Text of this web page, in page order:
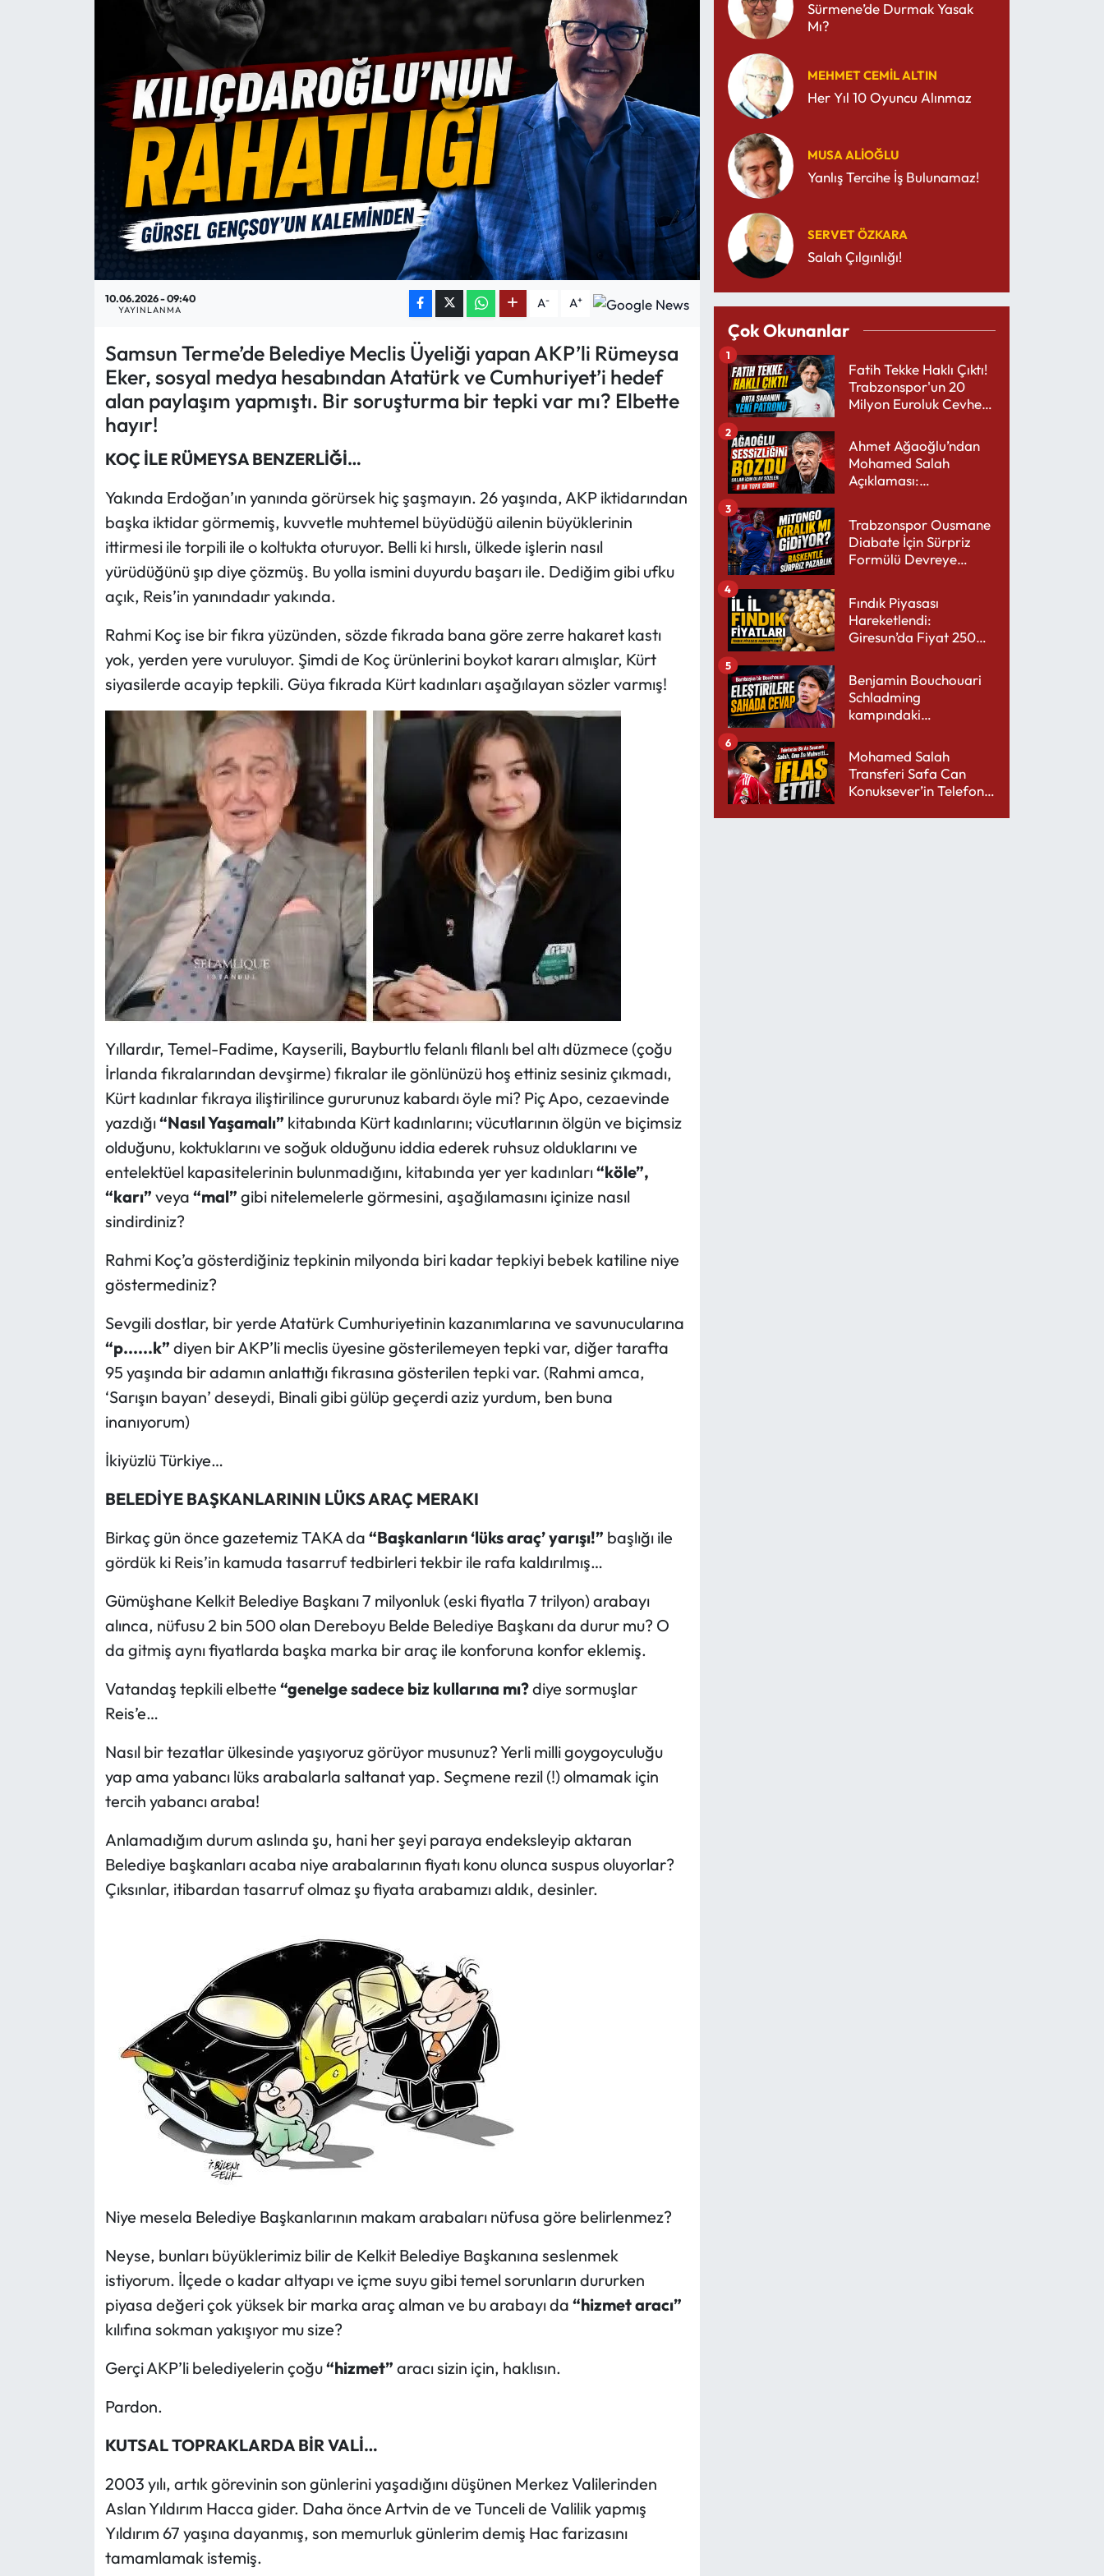
10.06.2026 - 09:40
YAYINLANMA A- A+
Samsun Terme’de Belediye Meclis Üyeliği yapan AKP’li Rümeysa
Eker, sosyal medya hesabından Atatürk ve Cumhuriyet’i hedef
alan paylaşım yapmıştı. Bir soruşturma bir tepki var mı? Elbette
hayır!
KOÇ İLE RÜMEYSA BENZERLİĞİ…
Yakında Erdoğan’ın yanında görürsek hiç şaşmayın. 26 yaşında, AKP iktidarından
başka iktidar görmemiş, kuvvetle muhtemel büyüdüğü ailenin büyüklerinin
ittirmesi ile torpili ile o koltukta oturuyor. Belli ki hırslı, ülkede işlerin nasıl
yürüdüğünü şıp diye çözmüş. Bu yolla ismini duyurdu başarı ile. Dediğim gibi ufku
açık, Reis’in yanındadır yakında.
Rahmi Koç ise bir fıkra yüzünden, sözde fıkrada bana göre zerre hakaret kastı
yok, yerden yere vuruluyor. Şimdi de Koç ürünlerini boykot kararı almışlar, Kürt
siyasilerde acayip tepkili. Güya fıkrada Kürt kadınları aşağılayan sözler varmış!
Yıllardır, Temel-Fadime, Kayserili, Bayburtlu felanlı filanlı bel altı düzmece (çoğu
İrlanda fıkralarından devşirme) fıkralar ile gönlünüzü hoş ettiniz sesiniz çıkmadı,
Kürt kadınlar fıkraya iliştirilince gururunuz kabardı öyle mi? Piç Apo, cezaevinde
yazdığı“Nasıl Yaşamalı” kitabında Kürt kadınlarını; vücutlarının ölgün ve biçimsiz
olduğunu, koktuklarını ve soğuk olduğunu iddia ederek ruhsuz olduklarını ve
entelektüel kapasitelerinin bulunmadığını, kitabında yer yer kadınları“köle”,
“karı” veya “mal” gibi nitelemelerle görmesini, aşağılamasını içinize nasıl
sindirdiniz?
Rahmi Koç’a gösterdiğiniz tepkinin milyonda biri kadar tepkiyi bebek katiline niye
göstermediniz?
Sevgili dostlar, bir yerde Atatürk Cumhuriyetinin kazanımlarına ve savunucularına
“p......k” diyen bir AKP’li meclis üyesine gösterilemeyen tepki var, diğer tarafta
95 yaşında bir adamın anlattığı fıkrasına gösterilen tepki var. (Rahmi amca,
‘Sarışın bayan’ deseydi, Binali gibi gülüp geçerdi aziz yurdum, ben buna
inanıyorum)
İkiyüzlü Türkiye…
BELEDİYE BAŞKANLARININ LÜKS ARAÇ MERAKI
Birkaç gün önce gazetemiz TAKA da “Başkanların ‘lüks araç’ yarışı!” başlığı ile
gördük ki Reis’in kamuda tasarruf tedbirleri tekbir ile rafa kaldırılmış…
Gümüşhane Kelkit Belediye Başkanı 7 milyonluk (eski fiyatla 7 trilyon) arabayı
alınca, nüfusu 2 bin 500 olan Dereboyu Belde Belediye Başkanı da durur mu? O
da gitmiş aynı fiyatlarda başka marka bir araç ile konforuna konfor eklemiş.
Vatandaş tepkili elbette “genelge sadece biz kullarına mı?diye sormuşlar
Reis’e…
Nasıl bir tezatlar ülkesinde yaşıyoruz görüyor musunuz? Yerli milli goygoyculuğu
yap ama yabancı lüks arabalarla saltanat yap. Seçmene rezil (!) olmamak için
tercih yabancı araba!
Anlamadığım durum aslında şu, hani her şeyi paraya endeksleyip aktaran
Belediye başkanları acaba niye arabalarının fiyatı konu olunca suspus oluyorlar?
Çıksınlar, itibardan tasarruf olmaz şu fiyata arabamızı aldık, desinler.
Niye mesela Belediye Başkanlarının makam arabaları nüfusa göre belirlenmez?
Neyse, bunları büyüklerimiz bilir de Kelkit Belediye Başkanına seslenmek
istiyorum. İlçede o kadar altyapı ve içme suyu gibi temel sorunların dururken
piyasa değeri çok yüksek bir marka araç alman ve bu arabayı da “hizmet aracı”
kılıfına sokman yakışıyor mu size?
Gerçi AKP’li belediyelerin çoğu“hizmet” aracı sizin için, haklısın.
Pardon.
KUTSAL TOPRAKLARDA BİR VALİ…
2003 yılı, artık görevinin son günlerini yaşadığını düşünen Merkez Valilerinden
Aslan Yıldırım Hacca gider. Daha önce Artvin de ve Tunceli de Valilik yapmış
Yıldırım 67 yaşına dayanmış, son memurluk günlerim demiş Hac farizasını
tamamlamak istemiş.
Sürmene’de Durmak Yasak
Mı?
MEHMET CEMIL ALTIN
Her Yıl 10 Oyuncu Alınmaz
MUSA ALIOĞLU
Yanlış Tercihe İş Bulunamaz!
SERVET ÖZKARA
Salah Çılgınlığı!
Çok Okunanlar
Fatih Tekke Haklı Çıktı!
Trabzonspor'un 20
Milyon Euroluk Cevheri
1
Ahmet Ağaoğlu’ndan
Mohamed Salah
Açıklaması:
2
Trabzonspor Ousmane
Diabate İçin Sürpriz
Formülü Devreye
3
Fındık Piyasası
Hareketlendi:
Giresun’da Fiyat 250
4
Benjamin Bouchouari
Schladming
kampındaki
5
Mohamed Salah
Transferi Safa Can
Konuksever’in Telefon
6
Karikatür Galeri
ASTROLOJİ
Mektup Galeri